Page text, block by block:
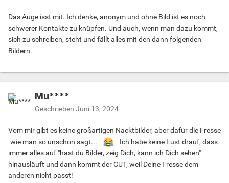
Das Auge isst mit. Ich denke, anonym und ohne Bild ist es noch
schwerer Kontakte zu knüpfen. Und auch, wenn man dazu kommt,
sich zu schreiben, steht und fällt alles mit den dann folgenden
Bildern.
Mu****
Geschrieben Juni 13, 2024
Vom mir gibt es keine großartigen Nacktbilder, aber dafür die Fresse
-wie man so unschön sagt...
Ich habe keine Lust drauf, dass
immer alles auf "hast du Bilder, zeig Dich, kann ich Dich sehen"
hinausläuft und dann kommt der CUT, weil Deine Fresse dem
anderen nicht passt!